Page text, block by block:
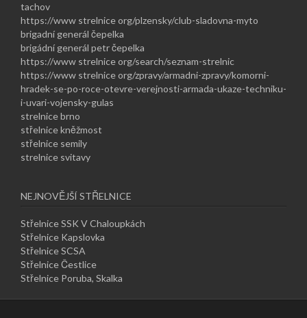
tachov
https://www strelnice org/plzensky/club-sladovna-myto
brigadní generál čepelka
brigádní generál petr čepelka
https://www strelnice org/search/seznam-strelnic
https://www strelnice org/zpravy/armadni-zpravy/komorni-
hradek-se-po-roce-otevre-verejnosti-armada-ukaze-techniku-
i-uvari-vojensky-gulas
strelnice brno
střelnice kněžmost
střelnice semily
strelnice svitavy
NEJNOVĚJŠÍ STŘELNICE
Střelnice SSK V Chaloupkách
Střelnice Kapslovka
Střelnice SCSA
Střelnice Čestlice
Střelnice Poruba, Skalka